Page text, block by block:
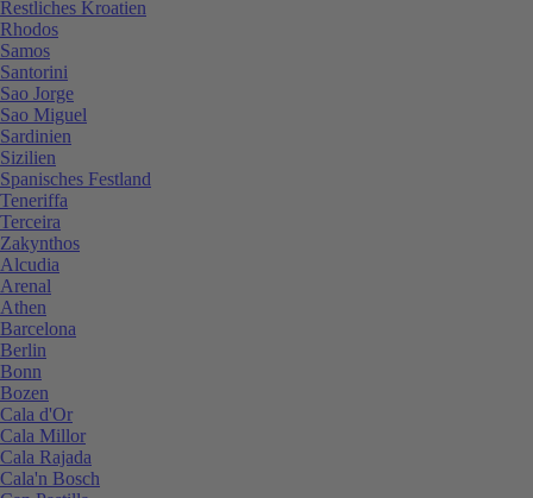
Restliches Kroatien
Rhodos
Samos
Santorini
Sao Jorge
Sao Miguel
Sardinien
Sizilien
Spanisches Festland
Teneriffa
Terceira
Zakynthos
Alcudia
Arenal
Athen
Barcelona
Berlin
Bonn
Bozen
Cala d'Or
Cala Millor
Cala Rajada
Cala'n Bosch